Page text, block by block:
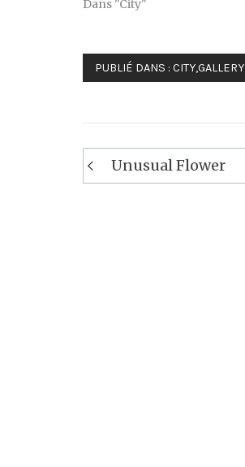
Dans "City"
PUBLIÉ DANS : CITY,GALLERY
Navigation
de
Unusual Flower